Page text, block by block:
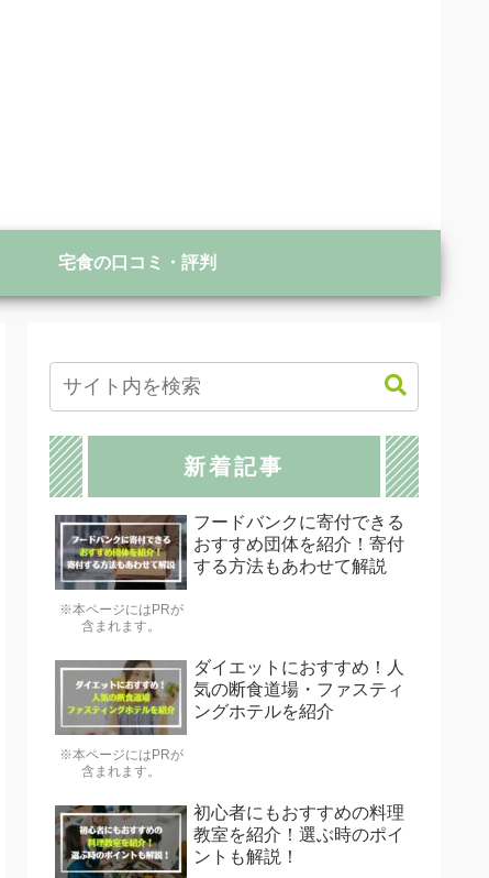
宅食の口コミ・評判
新着記事
※本ページにはPRが
含まれます。
フードバンクに寄付できる
おすすめ団体を紹介！寄付
する方法もあわせて解説
※本ページにはPRが
含まれます。
ダイエットにおすすめ！人
気の断食道場・ファスティ
ングホテルを紹介
初心者にもおすすめの料理
教室を紹介！選ぶ時のポイ
ントも解説！